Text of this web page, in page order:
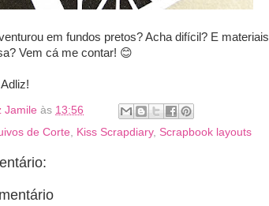
em fundos pretos? Acha difícil? E materiais
Vem cá me contar! 😊
Jamile às 13:56
de Corte Kiss Scrapdiary, Scrapbook layouts